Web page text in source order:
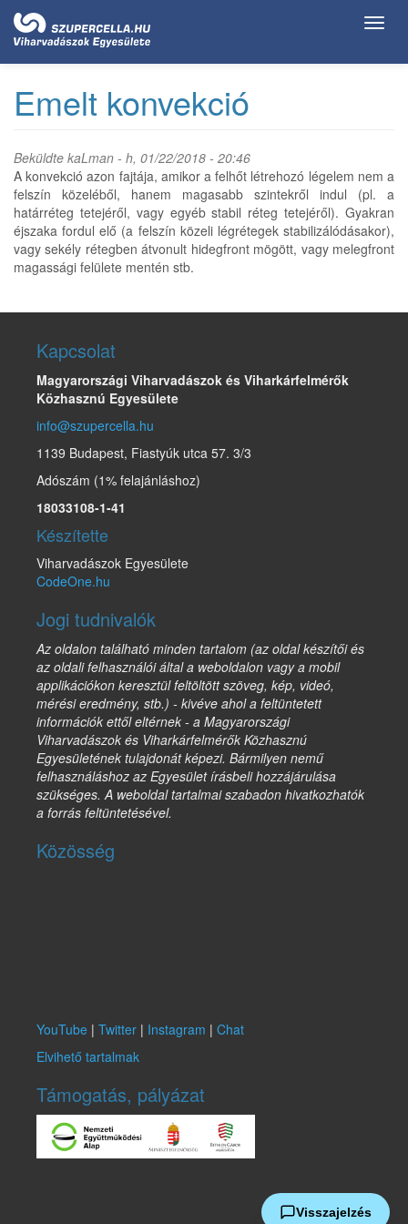
Ugrás
tartalomra
Emelt konvekció
Beküldte kaLman - h, 01/22/2018 - 20:46
A konvekció azon fajtája, amikor a felhőt létrehozó légelem nem a
felszín közeléből, hanem magasabb szintekről indul (pl. a
határréteg tetejéről, vagy egyéb stabil réteg tetejéről). Gyakran
éjszaka fordul elő (a felszín közeli légrétegek stabilizálódásakor),
vagy sekély rétegben átvonult hidegfront mögött, vagy melegfront
magassági felülete mentén stb.
Kapcsolat
Magyarországi Viharvadászok és Viharkárfelmérők
Közhasznú Egyesülete
info@szupercella.hu
1139 Budapest, Fiastyúk utca 57. 3/3
Adószám (1% felajánláshoz)
18033108-1-41
Készítette
Viharvadászok Egyesülete
CodeOne.hu
Jogi tudnivalók
Az oldalon található minden tartalom (az oldal készítői és
az oldali felhasználói által a weboldalon vagy a mobil
applikációkon keresztül feltöltött szöveg, kép, videó,
mérési eredmény, stb.) - kivéve ahol a feltüntetett
információk ettől eltérnek - a Magyarországi
Viharvadászok és Viharkárfelmérők Közhasznú
Egyesületének tulajdonát képezi. Bármilyen nemű
felhasználáshoz az Egyesület írásbeli hozzájárulása
szükséges. A weboldal tartalmai szabadon hivatkozhatók
a forrás feltüntetésével.
Közösség
YouTube | Twitter | Instagram | Chat
Elvihető tartalmak
Támogatás, pályázat